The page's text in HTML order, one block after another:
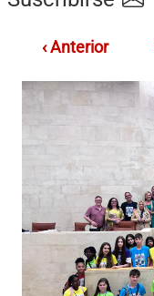
‹ Anterior